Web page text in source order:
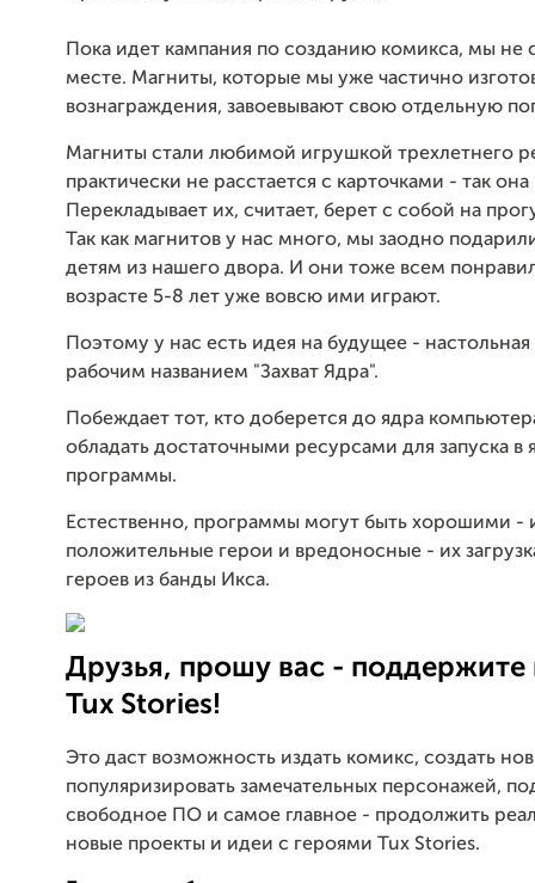
Пока идет кампания по созданию комикса, мы не
месте. Магниты, которые мы уже частично
вознаграждения, завоевывают свою отдельную
Магниты стали любимой игрушкой трехлетнего
практически не расстается с карточками - так она
Перекладывает их, считает, берет с собой на
Так как магнитов у нас много, мы заодно
детям из нашего двора. И они тоже всем
возрасте 5-8 лет уже вовсю ими играют.
Поэтому у нас есть идея на будущее - настольная
рабочим названием "Захват Ядра".
Побеждает тот, кто доберется до ядра
обладать достаточными ресурсами для запуска в
программы.
Естественно, программы могут быть хорошими -
положительные герои и вредоносные - их
героев из банды Икса.
Друзья, прошу вас - поддержите
Tux Stories!
Это даст возможность издать комикс, создать
популяризировать замечательных персонажей,
свободное ПО и самое главное - продолжить
новые проекты и идеи с героями Tux Stories.